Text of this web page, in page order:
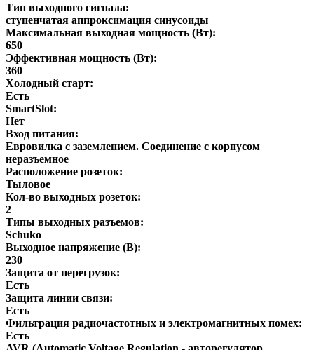
Тип выходного сигнала:
ступенчатая аппроксимация синусоиды
Максимальная выходная мощность (Вт):
650
Эффективная мощность (Вт):
360
Холодный старт:
Есть
SmartSlot:
Нет
Вход питания:
Евровилка с заземлением. Соединение с корпусом
неразъемное
Расположение розеток:
Тыловое
Кол-во выходных розеток:
2
Типы выходных разъемов:
Schuko
Выходное напряжение (В):
230
Защита от перегрузок:
Есть
Защита линии связи:
Есть
Фильтрация радиочастотных и электромагнитных помех:
Есть